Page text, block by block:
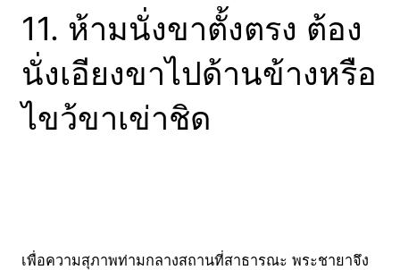
11. ห้ามนั่งขาตั้งตรง ต้อง
นั่งเอียงขาไปด้านข้างหรือ
ไขว้ขาเข่าชิด
เพื่อความสุภาพท่ามกลางสถานที่สาธารณะ พระชายาจึง